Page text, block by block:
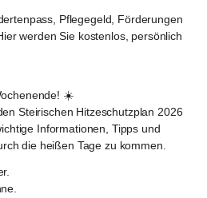
Pflegegeld, Förderungen
werden Sie kostenlos, persönlich
☀️
Steirischen Hitzeschutzplan 2026
Informationen, Tipps und
die heißen Tage zu kommen.